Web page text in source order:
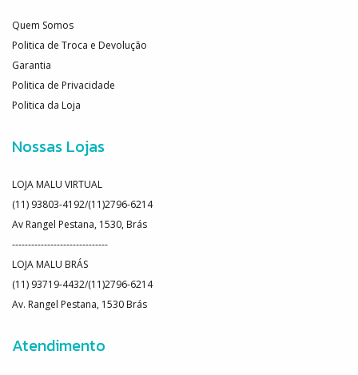
Quem Somos
Politica de Troca e Devolução
Garantia
Politica de Privacidade
Politica da Loja
Nossas Lojas
LOJA MALU VIRTUAL
(11) 93803-4192/(11)2796-6214
Av Rangel Pestana, 1530, Brás
------------------------------
LOJA MALU BRÁS
(11) 93719-4432/(11)2796-6214
Av. Rangel Pestana, 1530 Brás
Atendimento